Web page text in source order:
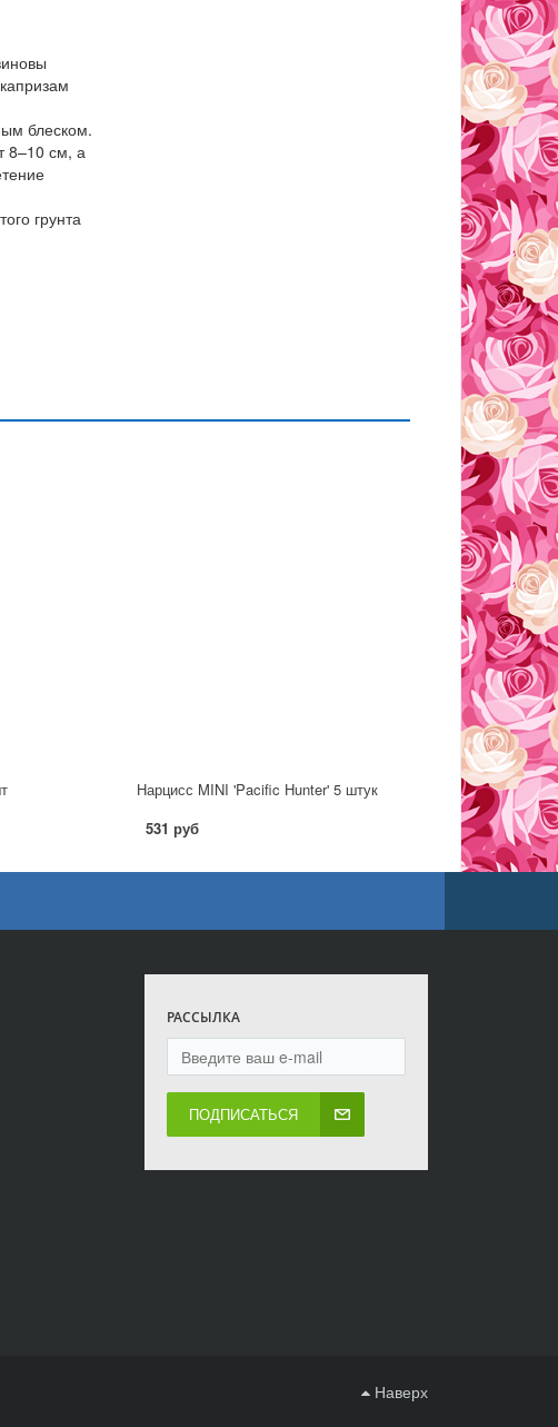
блеском.
8–10 см, а
грунта
Нарцисс MINI 'Pacific Hunter' 5 штук
531 руб
РАССЫЛКА
ПОДПИСАТЬСЯ
Наверх